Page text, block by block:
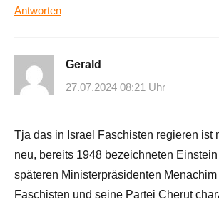
Antworten
Gerald
27.07.2024 08:21 Uhr
Tja das in Israel Faschisten regieren ist
neu, bereits 1948 bezeichneten
späteren Ministerpräsidenten
Faschisten und seine Partei Cherut